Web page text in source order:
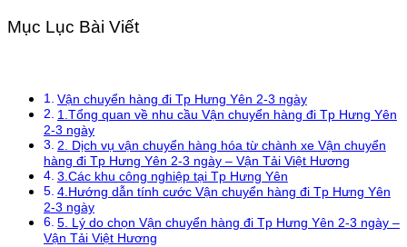
Mục Lục Bài Viết
Vận chuyển hàng đi Tp Hưng Yên 2-3 ngày
1.Tổng quan về nhu cầu Vận chuyển hàng đi Tp Hưng Yên
2-3 ngày
2. Dịch vụ vận chuyển hàng hóa từ chành xe Vận chuyển
hàng đi Tp Hưng Yên 2-3 ngày – Vận Tải Việt Hương
3.Các khu công nghiệp tại Tp Hưng Yên
4.Hướng dẫn tính cước Vận chuyển hàng đi Tp Hưng Yên
2-3 ngày
5. Lý do chọn Vận chuyển hàng đi Tp Hưng Yên 2-3 ngày –
Vận Tải Việt Hương